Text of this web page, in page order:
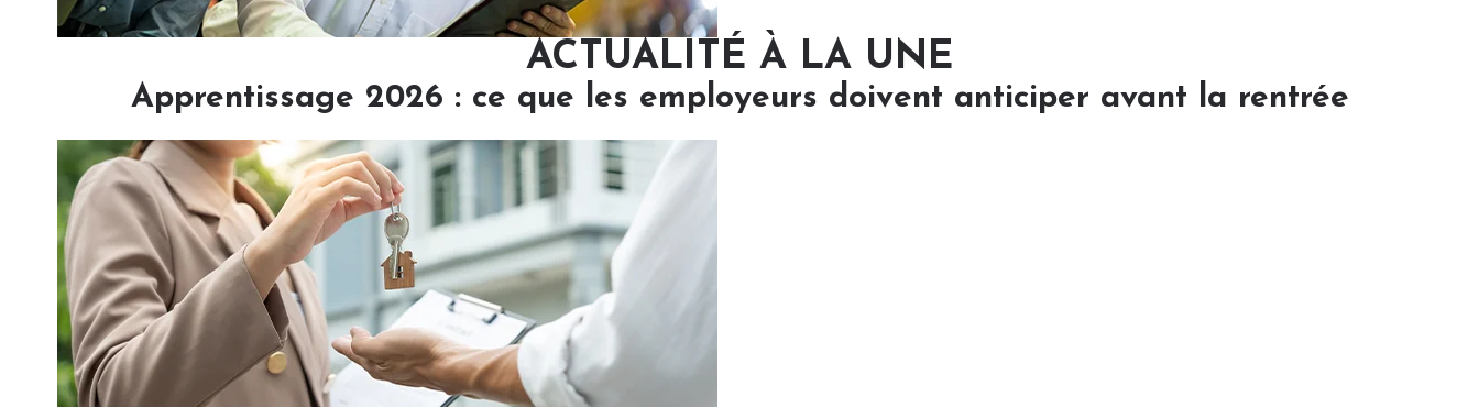
ACTUALITÉ À LA UNE
Apprentissage 2026 : ce que les employeurs doivent anticiper avant la rentrée